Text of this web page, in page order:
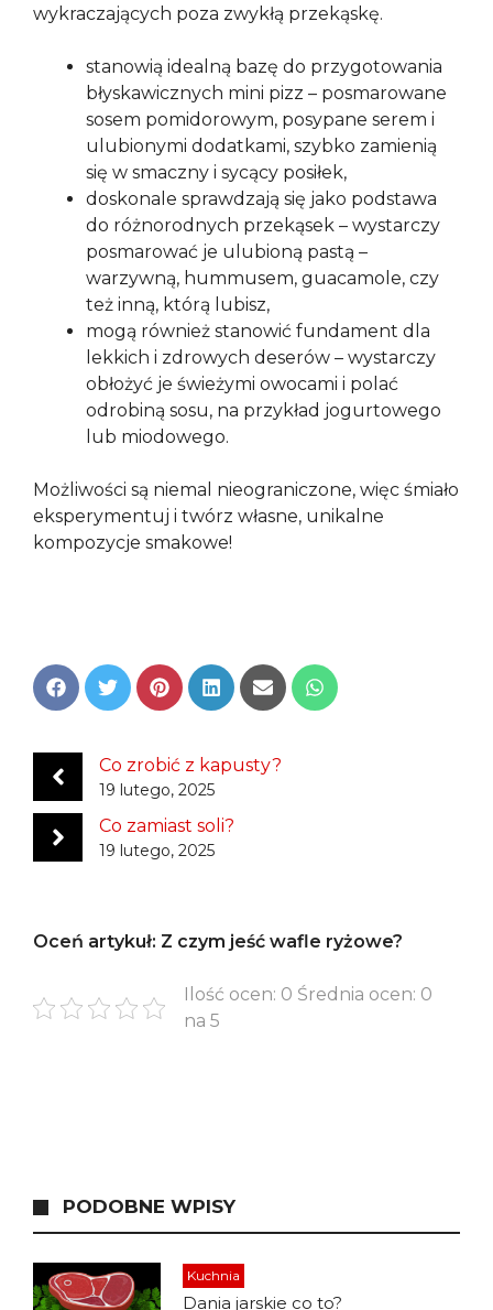
wykraczających poza zwykłą przekąskę.
stanowią idealną bazę do przygotowania
błyskawicznych mini pizz – posmarowane
sosem pomidorowym, posypane serem i
ulubionymi dodatkami, szybko zamienią
się w smaczny i sycący posiłek,
doskonale sprawdzają się jako podstawa
do różnorodnych przekąsek – wystarczy
posmarować je ulubioną pastą –
warzywną, hummusem, guacamole, czy
też inną, którą lubisz,
mogą również stanowić fundament dla
lekkich i zdrowych deserów – wystarczy
obłożyć je świeżymi owocami i polać
odrobiną sosu, na przykład jogurtowego
lub miodowego.
Możliwości są niemal nieograniczone, więc śmiało
eksperymentuj i twórz własne, unikalne
kompozycje smakowe!
Share
on
Share
on
Share
on
Share
on
Share
on
Share
on
Co zrobić z kapusty?
19 lutego, 2025
Co zamiast soli?
19 lutego, 2025
Oceń artykuł: Z czym jeść wafle ryżowe?
Ilość ocen: 0 Średnia ocen: 0
na 5
PODOBNE WPISY
Kuchnia
Dania jarskie co to?